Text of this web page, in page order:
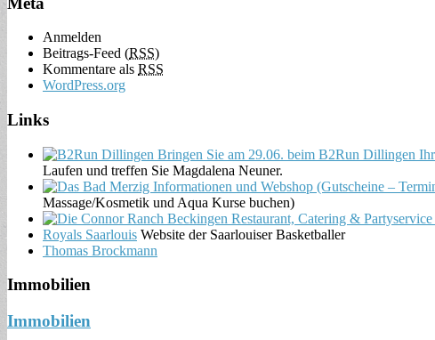
Anmelden
Beitrags-Feed (RSS)
Kommentare als RSS
WordPress.org
Links
Laufen und treffen Sie Magdalena Neuner.
Massage/Kosmetik und Aqua Kurse buchen)
Royals Saarlouis Website der Saarlouiser Basketballer
Thomas Brockmann
Immobilien
Immobilien